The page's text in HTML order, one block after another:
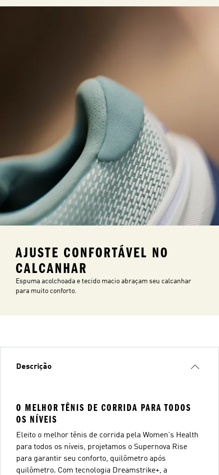
AJUSTE CONFORTÁVEL NO
CALCANHAR
Espuma acolchoada e tecido macio abraçam seu calcanhar
para muito conforto.
Descrição
O MELHOR TÊNIS DE CORRIDA PARA TODOS
OS NÍVEIS
Eleito o melhor tênis de corrida pela Women's Health
para todos os níveis, projetamos o Supernova Rise
para garantir seu conforto, quilômetro após
quilômetro. Com tecnologia Dreamstrike+, a